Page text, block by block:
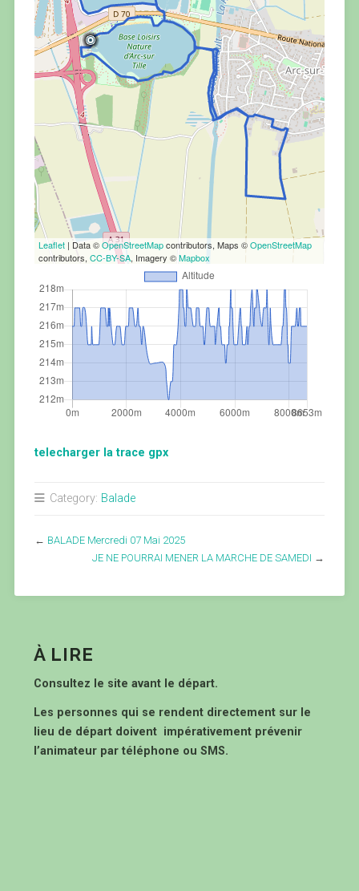
Leaflet| Data ©OpenStreetMapcontributors, Maps ©OpenStreetMap
contributors, CC-BY-SA, Imagery ©Mapbox
telecharger la trace gpx
Category: Balade
← BALADE Mercredi 07 Mai 2025
JE NE POURRAI MENER LA MARCHE DE SAMEDI →
À LIRE
Consultez le site avant le départ.
Les personnes qui se rendent directement sur le
lieu de départ doivent impérativement prévenir
l’animateur par téléphone ou SMS.